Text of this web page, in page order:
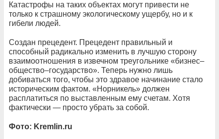
Катастрофы на таких объектах могут привести не
только к страшному экологическому ущербу, но и к
гибели людей.
Создан прецедент. Прецедент правильный и
способный радикально изменить в лучшую сторону
взаимоотношения в извечном треугольнике «бизнес–
общество–государство». Теперь нужно лишь
добиваться того, чтобы это здравое начинание стало
историческим фактом. «Норникель» должен
расплатиться по выставленным ему счетам. Хотя
фактически — просто убрать за собой.
Фото: Kremlin.ru